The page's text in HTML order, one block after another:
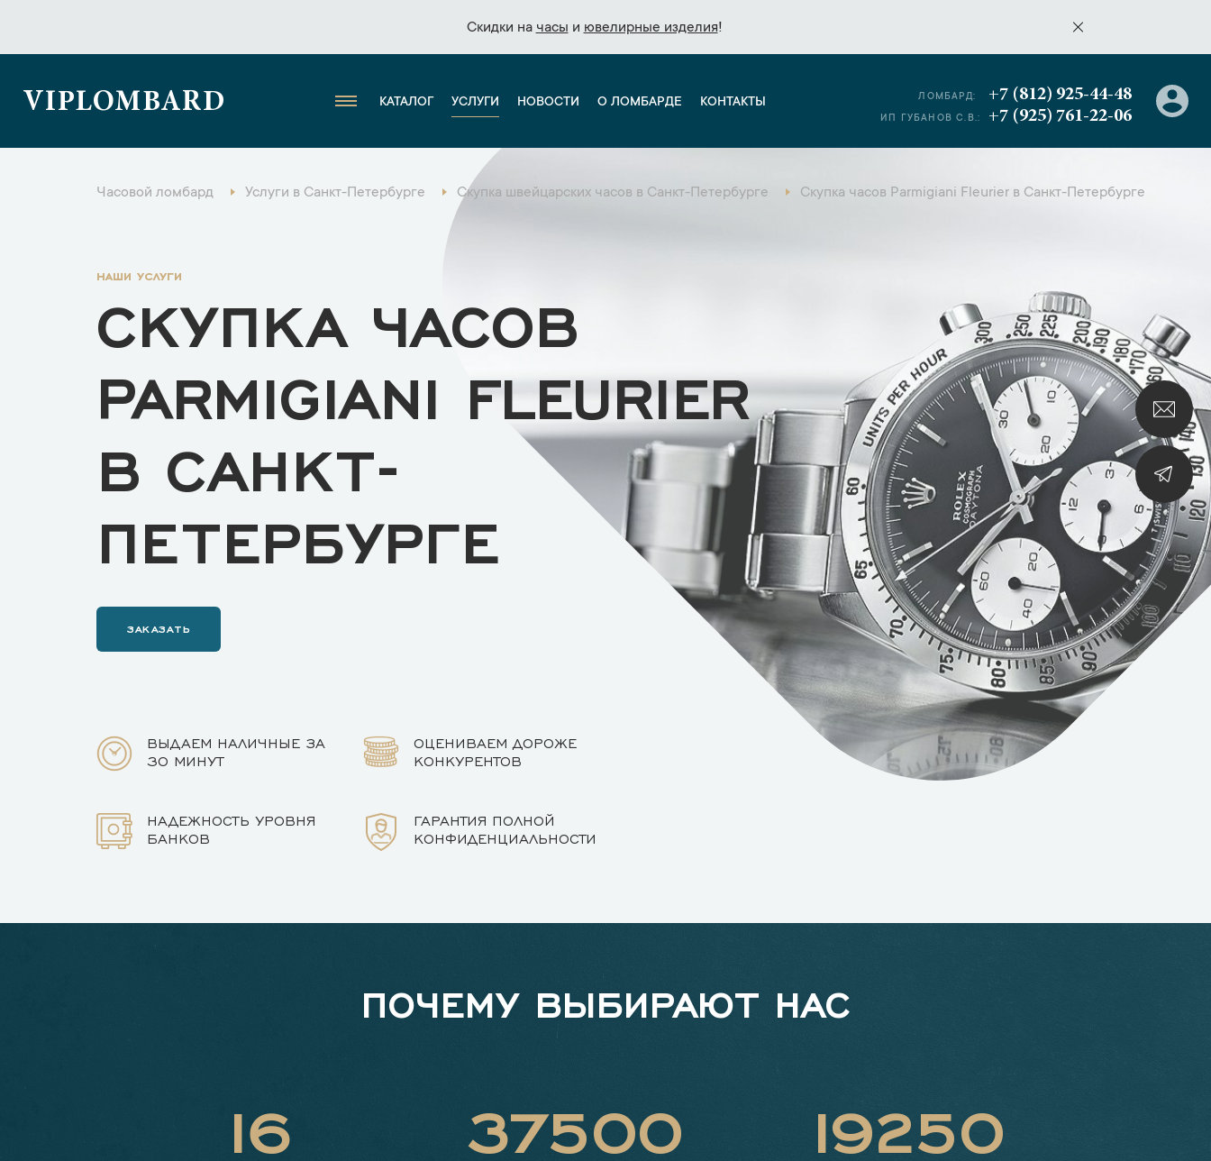
Скидки на часы и ювелирные изделия!
Скидки на часы и ювелирные изделия!
VIPLOMBARD КАТАЛОГ УСЛУГИ НОВОСТИ О ЛОМБАРДЕ КОНТАКТЫ ЛОМБАРД: +7 (812) 925-44-48
ИП ГУБАНОВ С.В.: +7 (925) 761-22-06
Часовой ломбард Услуги в Санкт-Петербурге Скупка швейцарских часов в Санкт-Петербурге Скупка часов Parmigiani Fleurier в Санкт-Петербурге
наши услуги
СКУПКА ЧАСОВ
PARMIGIANI FLEURIER
В САНКТ-
ПЕТЕРБУРГЕ
ЗАКАЗАТЬ
ВЫДАЕМ НАЛИЧНЫЕ ЗА
30 МИНУТ
ОЦЕНИВАЕМ ДОРОЖЕ
КОНКУРЕНТОВ
НАДЕЖНОСТЬ УРОВНЯ
БАНКОВ
ГАРАНТИЯ ПОЛНОЙ
КОНФИДЕНЦИАЛЬНОСТИ
ПОЧЕМУ ВЫБИРАЮТ НАС
16 37500 19250